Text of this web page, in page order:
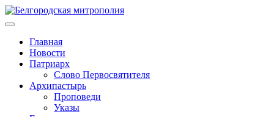
Главная
Новости
Патриарх
Слово Первосвятителя
Архипастырь
Проповеди
Указы